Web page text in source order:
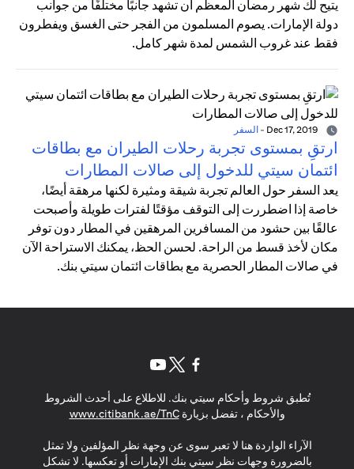
يتيح لك شهر رمضان المعظم أن تشهد جانبًا مختلفًا من جوانب
دولة الإمارات. يصوم المسلمون من الفجر حتى الغسق ويفطرون
فقط عند غروب الشمس لمدة شهر كامل.
- السفر
ارتقِ بمستوى تجربة رحلات الطيران مع بطاقات
ائتمان سيتي للدخول إلى صالات المطارات
يعد السفر حول العالم تجربة شيقة ومثيرة لكنها مرهقة أيضًا،
خاصة إذا اضطررت إلى التوقف مؤقتًا لفترات طويلة وأصبحت
عالقًا بين حشود من المسافرين المرهقين في المطار دون توفر
مكان لأخذ قسط من الراحة. لحسن الحظ، يمكنك الاستراحة الآن
في صالات المطار الحصرية مع بطاقات ائتمان سيتي بنك.
تُطبق شروط وأحكام سيتي بنك. للاطلاع على أحدث الشروط
والأحكام ، تفضل بزيارةwww.citibank.ae/TnC
(opens in a new tab)
الآراء الواردة هنا لا تعبر سوى عن وجهة نظر المؤلفين ولا تمثل
بالضرورة وجهات نظر سيتي بنك الإمارات أو تعكسها. لا تشكل